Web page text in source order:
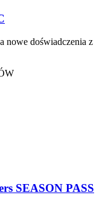
nowe doświadczenia z
SEASON PASS